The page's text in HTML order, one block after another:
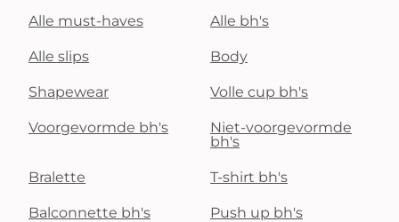
Alle must-haves Alle bh's
Alle slips Body
Shapewear Volle cup bh's
Voorgevormde bh's
Niet-voorgevormde
bh's
Bralette T-shirt bh's
Balconnette bh's Push up bh's